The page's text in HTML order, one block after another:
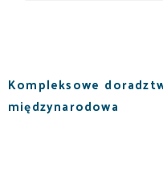
Kompleksowe
międzynarodowa